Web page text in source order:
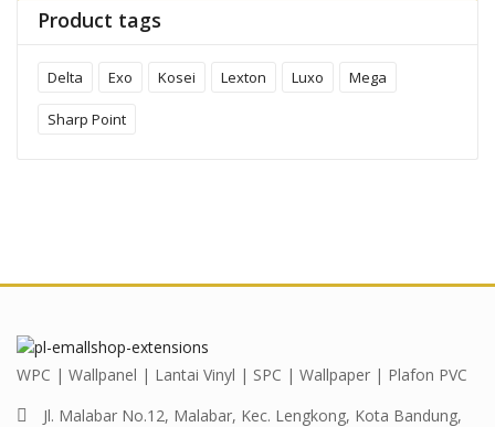
Product tags
Delta Exo Kosei Lexton Luxo Mega
Sharp Point
WPC | Wallpanel | Lantai Vinyl | SPC | Wallpaper | Plafon PVC
Jl. Malabar No.12, Malabar, Kec. Lengkong, Kota Bandung,